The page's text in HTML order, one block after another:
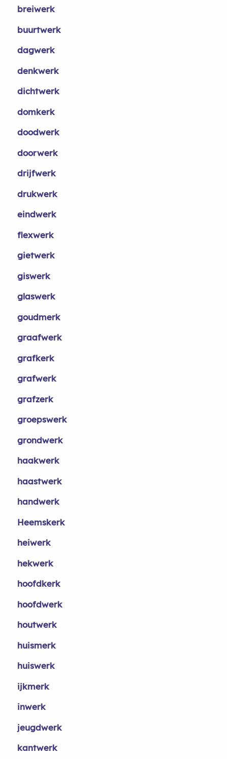
breiwerk
buurtwerk
dagwerk
denkwerk
dichtwerk
domkerk
doodwerk
doorwerk
drijfwerk
drukwerk
eindwerk
flexwerk
gietwerk
giswerk
glaswerk
goudmerk
graafwerk
grafkerk
grafwerk
grafzerk
groepswerk
grondwerk
haakwerk
haastwerk
handwerk
Heemskerk
heiwerk
hekwerk
hoofdkerk
hoofdwerk
houtwerk
huismerk
huiswerk
ijkmerk
inwerk
jeugdwerk
kantwerk